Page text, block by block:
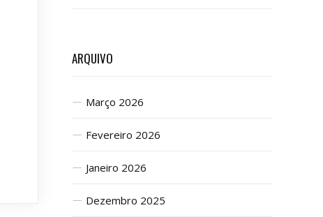
ARQUIVO
Março 2026
Fevereiro 2026
Janeiro 2026
Dezembro 2025